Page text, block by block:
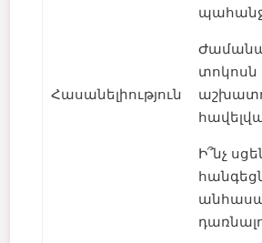
Հասանելիություն
տոկոսն
Ի՞նչ